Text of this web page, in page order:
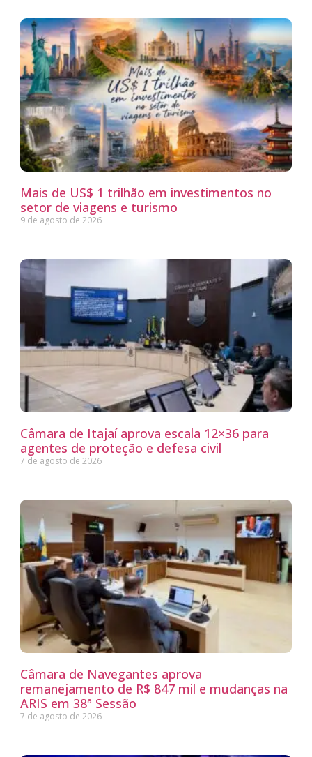
Mais de US$ 1 trilhão em investimentos no
setor de viagens e turismo
9 de agosto de 2026
Câmara de Itajaí aprova escala 12×36 para
agentes de proteção e defesa civil
7 de agosto de 2026
Câmara de Navegantes aprova
remanejamento de R$ 847 mil e mudanças na
ARIS em 38ª Sessão
7 de agosto de 2026